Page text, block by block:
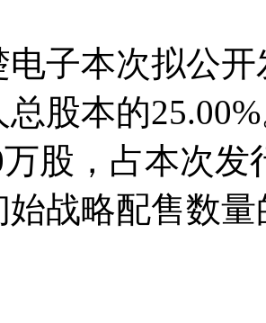
本次拟公开
总股本的
万股，占本次
始战略配售数